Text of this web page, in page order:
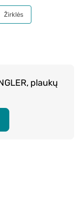
plaukų
Žirklės